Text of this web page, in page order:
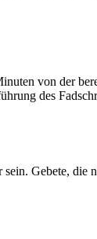
von der
des
Gebete,